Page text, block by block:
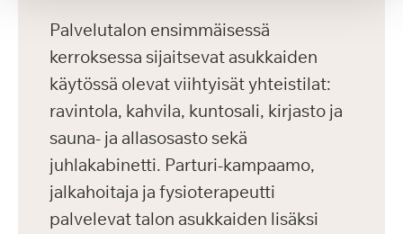
Palvelutalon ensimmäisessä
kerroksessa sijaitsevat asukkaiden
käytössä olevat viihtyisät yhteistilat:
ravintola, kahvila, kuntosali, kirjasto ja
sauna- ja allasosasto sekä
juhlakabinetti. Parturi-kampaamo,
jalkahoitaja ja fysioterapeutti
palvelevat talon asukkaiden lisäksi